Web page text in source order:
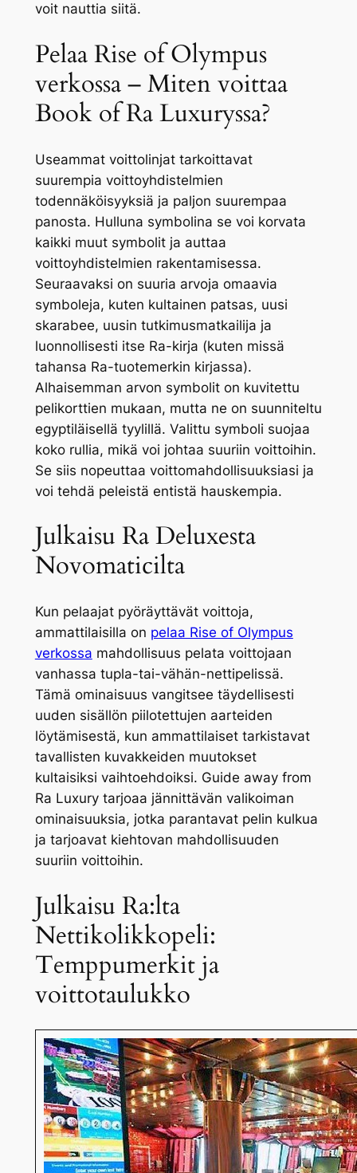
voit nauttia siitä.
Pelaa Rise of Olympus
verkossa – Miten voittaa
Book of Ra Luxuryssa?
Useammat voittolinjat tarkoittavat
suurempia voittoyhdistelmien
todennäköisyyksiä ja paljon suurempaa
panosta. Hulluna symbolina se voi korvata
kaikki muut symbolit ja auttaa
voittoyhdistelmien rakentamisessa.
Seuraavaksi on suuria arvoja omaavia
symboleja, kuten kultainen patsas, uusi
skarabee, uusin tutkimusmatkailija ja
luonnollisesti itse Ra-kirja (kuten missä
tahansa Ra-tuotemerkin kirjassa).
Alhaisemman arvon symbolit on kuvitettu
pelikorttien mukaan, mutta ne on suunniteltu
egyptiläisellä tyylillä. Valittu symboli suojaa
koko rullia, mikä voi johtaa suuriin voittoihin.
Se siis nopeuttaa voittomahdollisuuksiasi ja
voi tehdä peleistä entistä hauskempia.
Julkaisu Ra Deluxesta
Novomaticilta
Kun pelaajat pyöräyttävät voittoja,
ammattilaisilla on pelaa Rise of Olympus
verkossa mahdollisuus pelata voittojaan
vanhassa tupla-tai-vähän-nettipelissä.
Tämä ominaisuus vangitsee täydellisesti
uuden sisällön piilotettujen aarteiden
löytämisestä, kun ammattilaiset tarkistavat
tavallisten kuvakkeiden muutokset
kultaisiksi vaihtoehdoiksi. Guide away from
Ra Luxury tarjoaa jännittävän valikoiman
ominaisuuksia, jotka parantavat pelin kulkua
ja tarjoavat kiehtovan mahdollisuuden
suuriin voittoihin.
Julkaisu Ra:lta
Nettikolikkopeli:
Temppumerkit ja
voittotaulukko